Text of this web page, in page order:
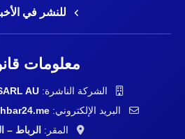
للنشر في
معلومات
الشركة الناشرة:AU
البريد الإلكتروني:
المقر:الرباط –